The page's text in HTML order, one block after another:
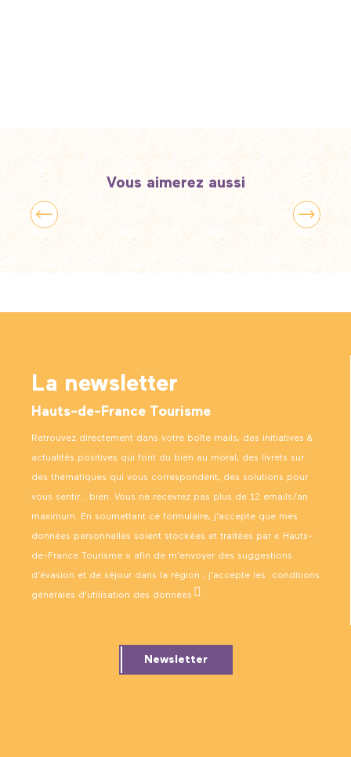
Vous aimerez aussi
Reconnexion nature
La newsletter
Hauts-de-France Tourisme
Retrouvez directement dans votre boîte mails, des initiatives &
actualités positives qui font du bien au moral, des livrets sur
des thématiques qui vous correspondent, des solutions pour
vous sentir… bien. Vous ne recevrez pas plus de 12 emails/an
maximum. En soumettant ce formulaire, j’accepte que mes
données personnelles soient stockées et traitées par « Hauts-
de-France Tourisme » afin de m’envoyer des suggestions
d’évasion et de séjour dans la région ; j’accepte les conditions
générales d’utilisation des données .
Newsletter